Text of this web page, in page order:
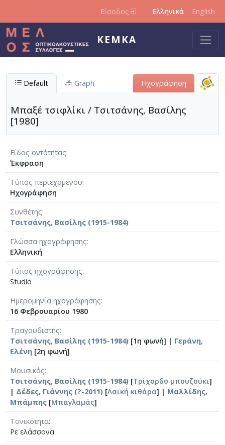
Είσοδος Ελληνικά English
ΚΕΜΚΑ
Default Graph Ηχογράφηση
Μπαξέ τσιφλίκι / Τσιτσάνης, Βασίλης
[1980]
Είδος οντότητας
Έκφραση
Τύπος περιεχομένου
Ηχογράφηση
Συνθέτης
Τσιτσάνης, Βασίλης (1915-1984)
Γλώσσα ηχογράφησης
Ελληνική
Τύπος ηχογράφησης
Studio
Ημερομηνία ηχογράφησης
16 Φεβρουαρίου 1980
Τραγουδιστής
Τσιτσάνης, Βασίλης (1915-1984) [1η φωνή] | Γεράνη,
Ελένη [2η φωνή]
Μουσικός
Τσιτσάνης, Βασίλης (1915-1984) [Τρίχορδο μπουζούκι]
| Δέδες, Γιάννης (?-2011) [Λαϊκή κιθάρα] | Μαλλίδης,
Μπάμπης [Μπαγλαμάς]
Τονικότητα
Ρε ελάσσονα